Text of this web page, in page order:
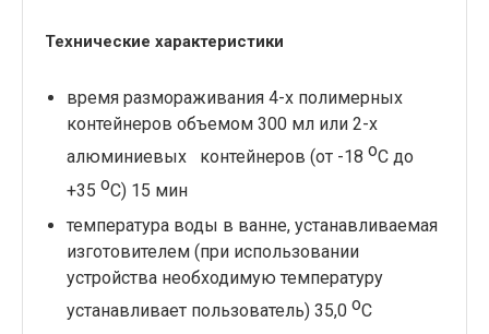
Технические характеристики
время размораживания 4-х полимерных
контейнеров объемом 300 мл или 2-х
алюминиевых контейнеров (от -18 оС до
+35 оС) 15 мин
температура воды в ванне, устанавливаемая
изготовителем (при использовании
устройства необходимую температуру
устанавливает пользователь) 35,0 оС